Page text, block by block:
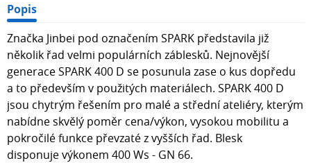
Popis
Značka Jinbei pod označením SPARK představila již
několik řad velmi populárních záblesků. Nejnovější
generace SPARK 400 D se posunula zase o kus dopředu
a to především v použitých materiálech. SPARK 400 D
jsou chytrým řešením pro malé a střední ateliéry, kterým
nabídne skvělý poměr cena/výkon, vysokou mobilitu a
pokročilé funkce převzaté z vyšších řad. Blesk
disponuje výkonem 400 Ws - GN 66.